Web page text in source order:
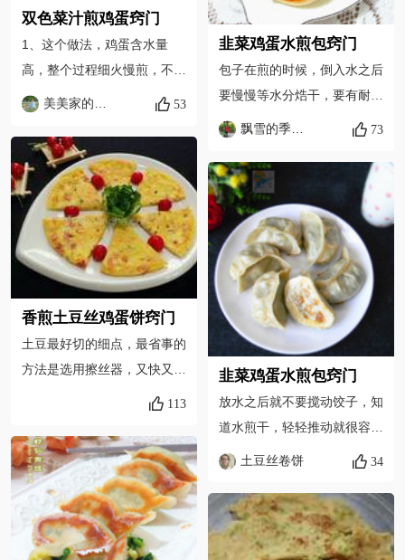
双色菜汁煎鸡蛋窍门
1、这个做法，鸡蛋含水量
高，整个过程细火慢煎，不要
着急。 2、出锅时不要用锅铲
蛋非常嫩，很容易破。
美美家的厨房 53
香煎土豆丝鸡蛋饼窍门
土豆最好切的细点，最省事的
方法是选用擦丝器，又快又省
力，土豆丝里不用加面粉，因
会很好的黏合，不必担心煎制
的时候散开，最好选用平底不
粘锅来煎，土豆丝鸡蛋糊下锅
后要摊平，使其厚薄一致，受
热均匀。
113
等一面和锅离开，才能翻面，
否则煎饼会烂掉不成形了。
韭菜鸡蛋水煎包窍门
包子在煎的时候，倒入水之后
要慢慢等水分焅干，要有耐
心。也可以将清水换成淀粉
会有冰花出现。
飘雪的季节来自腾讯 73
韭菜鸡蛋水煎包窍门
放水之后就不要搅动饺子，知
道水煎干，轻轻推动就很容易
出锅了。 先用油拌馅，在放
来。
土豆丝卷饼 34